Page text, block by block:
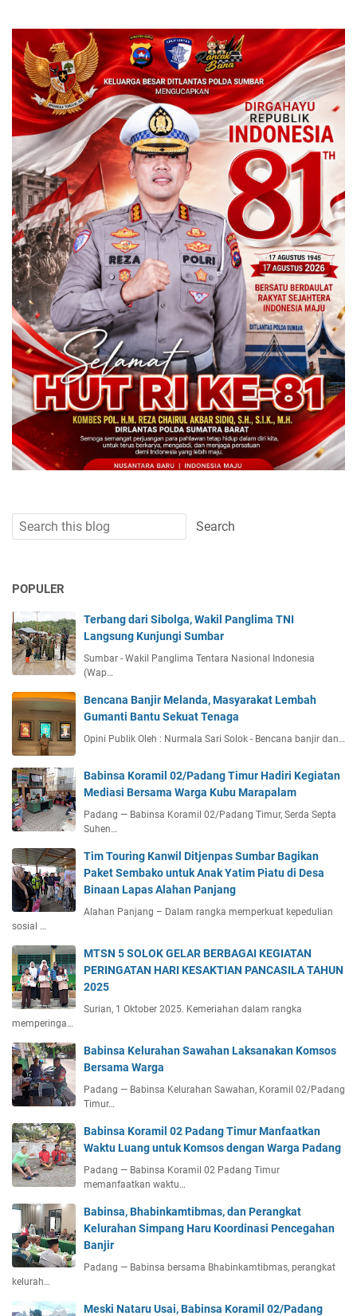
POPULER
Terbang dari Sibolga, Wakil Panglima TNI
Langsung Kunjungi Sumbar
Sumbar - Wakil Panglima Tentara Nasional Indonesia
(Wap…
Bencana Banjir Melanda, Masyarakat Lembah
Gumanti Bantu Sekuat Tenaga
Opini Publik Oleh : Nurmala Sari Solok - Bencana banjir dan…
Babinsa Koramil 02/Padang Timur Hadiri Kegiatan
Mediasi Bersama Warga Kubu Marapalam
Padang — Babinsa Koramil 02/Padang Timur, Serda Septa
Suhen…
Tim Touring Kanwil Ditjenpas Sumbar Bagikan
Paket Sembako untuk Anak Yatim Piatu di Desa
Binaan Lapas Alahan Panjang
Alahan Panjang – Dalam rangka memperkuat kepedulian
sosial …
MTSN 5 SOLOK GELAR BERBAGAI KEGIATAN
PERINGATAN HARI KESAKTIAN PANCASILA TAHUN
2025
Surian, 1 Oktober 2025. Kemeriahan dalam rangka
memperinga…
Babinsa Kelurahan Sawahan Laksanakan Komsos
Bersama Warga
Padang — Babinsa Kelurahan Sawahan, Koramil 02/Padang
Timur…
Babinsa Koramil 02 Padang Timur Manfaatkan
Waktu Luang untuk Komsos dengan Warga Padang
Padang — Babinsa Koramil 02 Padang Timur
memanfaatkan waktu…
Babinsa, Bhabinkamtibmas, dan Perangkat
Kelurahan Simpang Haru Koordinasi Pencegahan
Banjir
Padang — Babinsa bersama Bhabinkamtibmas, perangkat
kelurah…
Meski Nataru Usai, Babinsa Koramil 02/Padang